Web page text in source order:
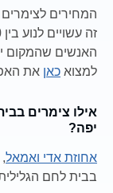
המחירים
האנשים שהמקום
למצוא כאן את
אילו צימרים
יפה?
אחוזת אדי ואמאל,
בבית לחם